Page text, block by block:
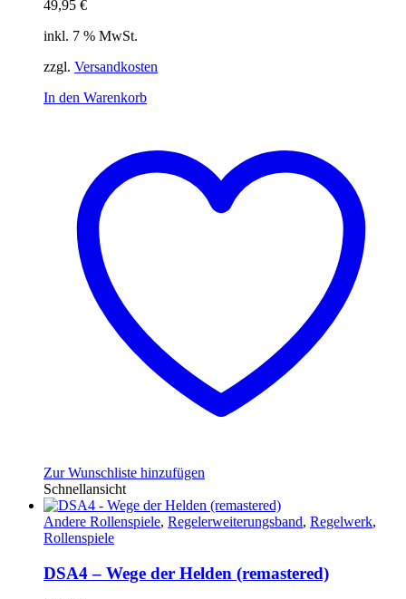
49,95 €
inkl. 7 % MwSt.
zzgl. Versandkosten
In den Warenkorb
Zur Wunschliste hinzufügen
Schnellansicht
Andere Rollenspiele, Regelerweiterungsband, Regelwerk,
Rollenspiele
DSA4 – Wege der Helden (remastered)